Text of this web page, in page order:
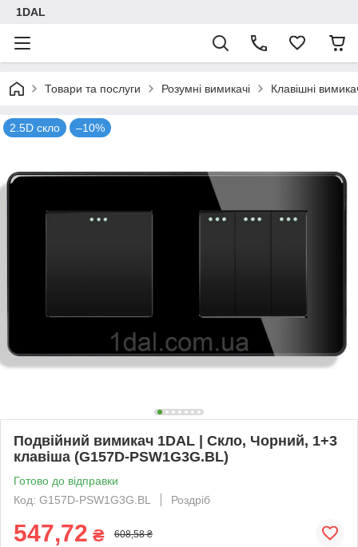
1DAL
Товари та послуги Розумні вимикачі Клавішні
2.5D скло –10%
Подвійний вимикач 1DAL | Скло, Чорний, 1+3
клавіша (G157D-PSW1G3G.BL)
Готово до відправки
Код: G157D-PSW1G3G.BL
Роздріб
547,72 ₴ 608,58 ₴